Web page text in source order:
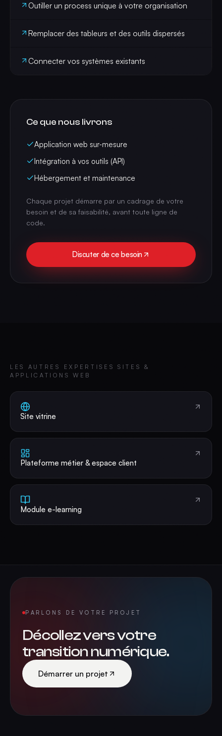
Outiller un process unique à votre organisation
Remplacer des tableurs et des outils dispersés
Connecter vos systèmes existants
Ce que nous livrons
Application web sur-mesure
Intégration à vos outils (API)
Hébergement et maintenance
Chaque projet démarre par un cadrage de votre
besoin et de sa faisabilité, avant toute ligne de
code.
Discuter de ce besoin
LES AUTRES EXPERTISESSITES &
APPLICATIONS WEB
Site vitrine
Plateforme métier & espace client
Module e-learning
PARLONS DE VOTRE PROJET
Décollez vers votre
transition numérique.
Démarrer un projet